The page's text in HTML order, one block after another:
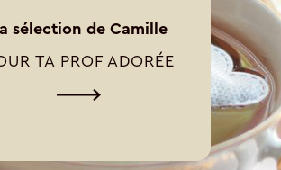
sélection de Camille
TA PROF ADORÉE